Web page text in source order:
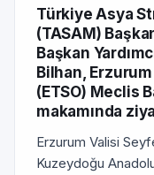
Türkiye Asya
(TASAM)
Başkan
Bilhan,
(ETSO) Meclis
makamında
Erzurum Valisi
Kuzeydoğu